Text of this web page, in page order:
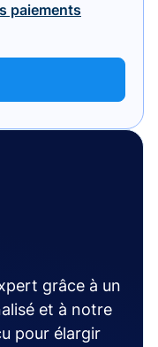
paiements
grâce à un
et à notre
pour élargir